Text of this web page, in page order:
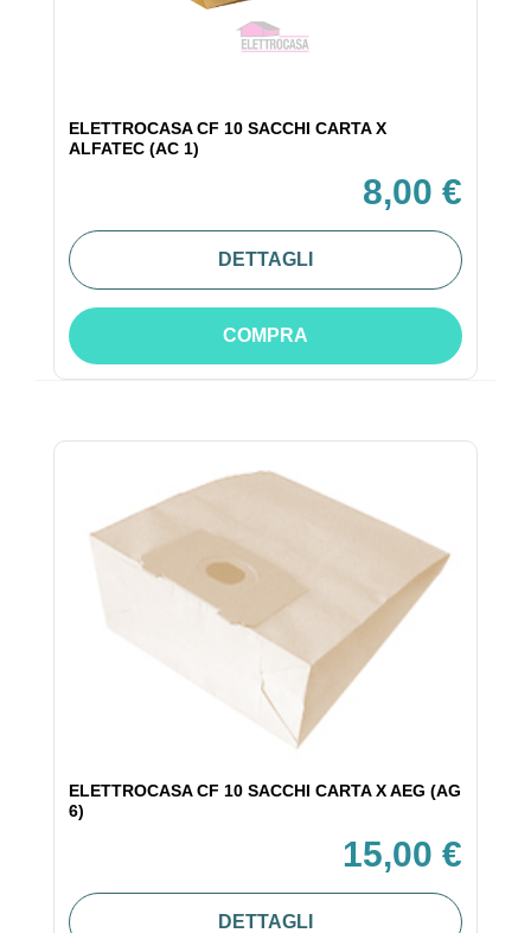
ELETTROCASA CF 10 SACCHI CARTA X
ALFATEC (AC 1)
8,00 €
DETTAGLI
COMPRA
ELETTROCASA CF 10 SACCHI CARTA X AEG (AG
6)
15,00 €
DETTAGLI